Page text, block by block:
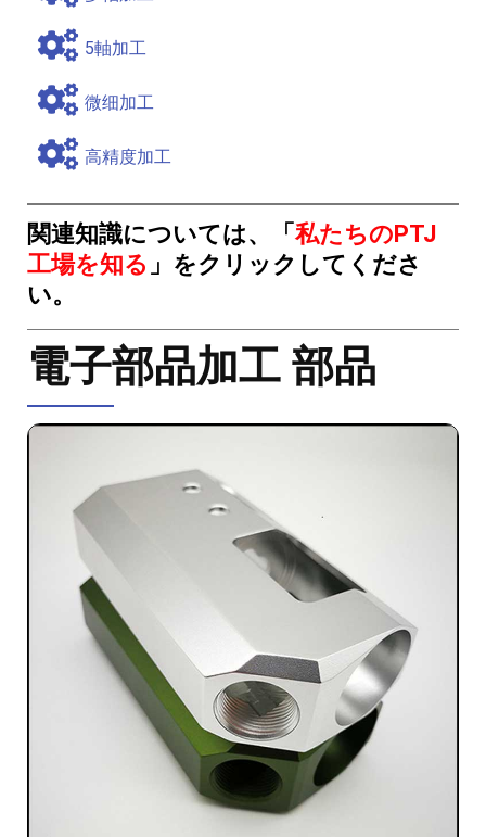
5軸加工
微细加工
高精度加工
関連知識については、「 私たちのPTJ
工場を知る 」をクリックしてくださ
い。
電子部品加工 部品